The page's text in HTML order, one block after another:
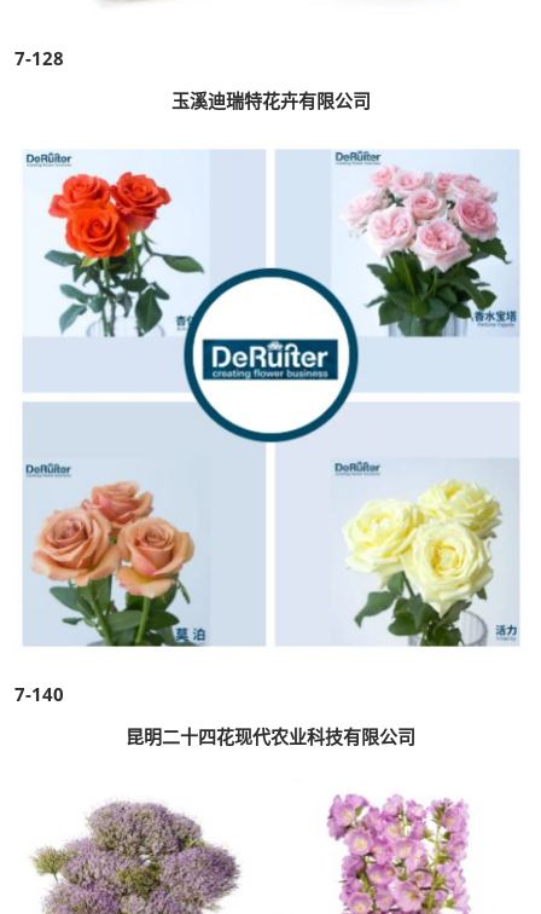
7-128
玉溪迪瑞特花卉有限公司
7-140
昆明二十四花现代农业科技有限公司